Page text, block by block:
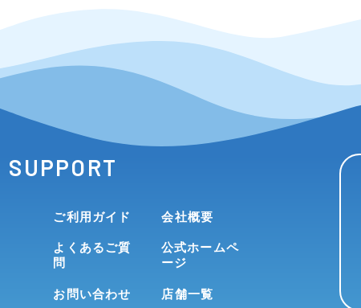
SUPPORT
ご利用ガイド
よくあるご質
問
お問い合わせ
会社概要
公式ホームペ
ージ
店舗一覧